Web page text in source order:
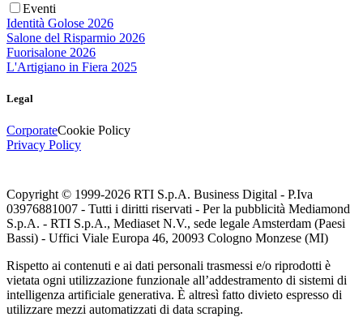
Eventi
Identità Golose 2026
Salone del Risparmio 2026
Fuorisalone 2026
L'Artigiano in Fiera 2025
Legal
CorporateCookie Policy
Privacy Policy
Copyright © 1999-2026 RTI S.p.A. Business Digital - P.Iva
03976881007 - Tutti i diritti riservati - Per la pubblicità Mediamond
S.p.A. - RTI S.p.A., Mediaset N.V., sede legale Amsterdam (Paesi
Bassi) - Uffici Viale Europa 46, 20093 Cologno Monzese (MI)
Rispetto ai contenuti e ai dati personali trasmessi e/o riprodotti è
vietata ogni utilizzazione funzionale all’addestramento di sistemi di
intelligenza artificiale generativa. È altresì fatto divieto espresso di
utilizzare mezzi automatizzati di data scraping.